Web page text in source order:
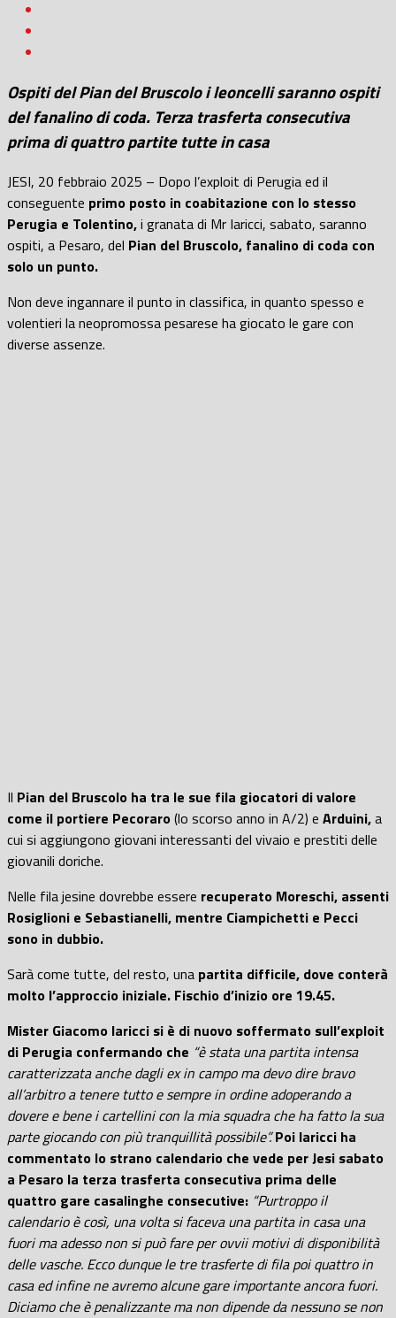
Ospiti del Pian del Bruscolo i leoncelli saranno ospiti
del fanalino di coda. Terza trasferta consecutiva
prima di quattro partite tutte in casa
JESI, 20 febbraio 2025 – Dopo l’exploit di Perugia ed il
conseguente primo posto in coabitazione con lo stesso
Perugia e Tolentino,i granata di Mr Iaricci, sabato, saranno
ospiti, a Pesaro, del Pian del Bruscolo, fanalino di coda con
solo un punto.
Non deve ingannare il punto in classifica, in quanto spesso e
volentieri la neopromossa pesarese ha giocato le gare con
diverse assenze.
Il Pian del Bruscolo ha tra le sue fila giocatori di valore
come il portiere Pecoraro(lo scorso anno in A/2) e Arduini,a
cui si aggiungono giovani interessanti del vivaio e prestiti delle
giovanili doriche.
Nelle fila jesine dovrebbe essere recuperato Moreschi, assenti
Rosiglioni e Sebastianelli, mentre Ciampichetti e Pecci
sono in dubbio.
Sarà come tutte, del resto, una partita difficile, dove conterà
molto l’approccio iniziale. Fischio d’inizio ore 19.45.
Mister Giacomo Iaricci si è di nuovo soffermato sull’exploit
di Perugia confermando che “è stata una partita intensa
caratterizzata anche dagli ex in campo ma devo dire bravo
all’arbitro a tenere tutto e sempre in ordine adoperando a
dovere e bene i cartellini con la mia squadra che ha fatto la sua
parte giocando con più tranquillità possibile”. Poi Iaricci ha
commentato lo strano calendario che vede per Jesi sabato
a Pesaro la terza trasferta consecutiva prima delle
quattro gare casalinghe consecutive: “Purtroppo il
calendario è così, una volta si faceva una partita in casa una
fuori ma adesso non si può fare per ovvii motivi di disponibilità
delle vasche. Ecco dunque le tre trasferte di fila poi quattro in
casa ed infine ne avremo alcune gare importante ancora fuori.
Diciamo che è penalizzante ma non dipende da nessuno se non